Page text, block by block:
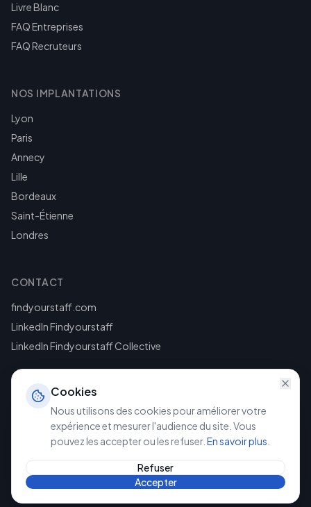
Livre Blanc
FAQ Entreprises
FAQ Recruteurs
NOS IMPLANTATIONS
Lyon
Paris
Annecy
Lille
Bordeaux
Saint-Étienne
Londres
CONTACT
findyourstaff.com
LinkedIn Findyourstaff
LinkedIn Findyourstaff Collective
©2026Findyourstaff. Tous droits réservés.
Politique de confidentialité
Cookies
Nous utilisons des cookies pour améliorer votre
expérience et mesurer l'audience du site. Vous
pouvez les accepter ou les refuser. En savoir plus
Refuser
Accepter